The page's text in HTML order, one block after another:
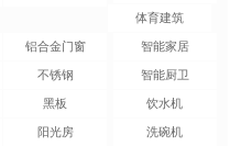
体育建筑
智能家居
铝合金门窗
智能厨卫
不锈钢
饮水机
黑板
洗碗机
阳光房